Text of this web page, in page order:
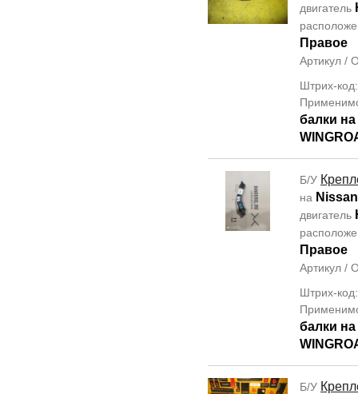
двигатель
Правое
Артикул /
Штрих-
балки
Б/У
на
двигатель
Правое
Артикул /
Штрих-
балки
Б/У